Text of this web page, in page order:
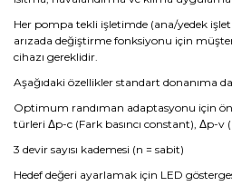
Her pompa tekli işletimde (ana/yedek
arızada değiştirme fonksiyonu için
cihazı gereklidir.
Aşağıdaki özellikler standart donanıma
Optimum randıman adaptasyonu için
türleri Δp-c (Fark basıncı constant), Δp-v
3 devir sayısı kademesi (n = sabit)
Hedef değeri ayarlamak için LED